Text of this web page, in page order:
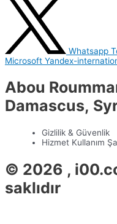
Whatsapp
Microsoft Yandex-
Abou
Damascus,
Gizlilik & Güvenlik
Hizmet Kullanım
© 2026 ,
saklıdır